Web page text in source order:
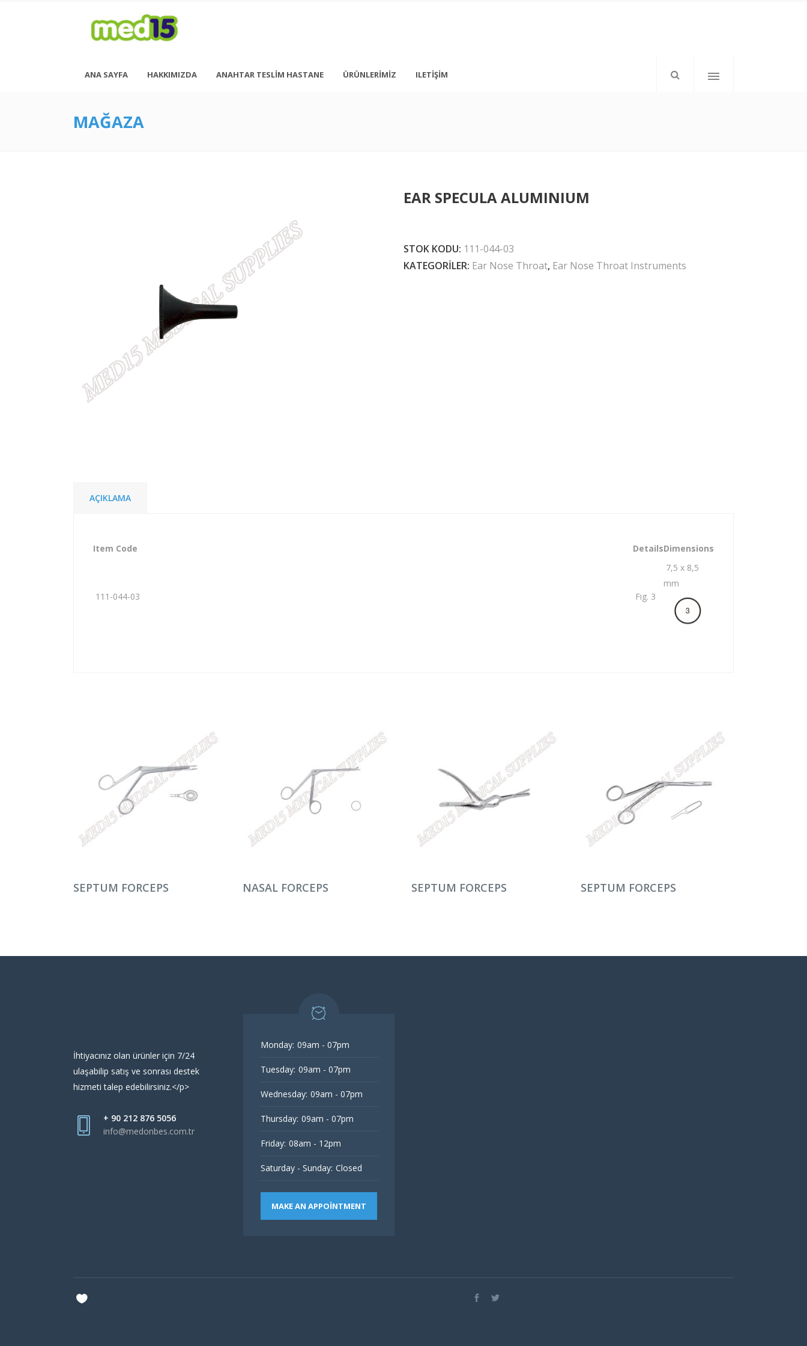
Pazartesi - Cuma 08:00 - 18:00
<div class=”mkd-elements-top-right”>
<h6 style= “font-size: 13px; font-weight: 600; text-transform: none; line-height: 12px; margin-top: 10px; margin-bottom: 1px;”>Follow Us</h6>
</div>
ANA SAYFA HAKKIMIZDA ANAHTAR TESLIM HASTANE ÜRÜNLERIMIZ ILETIŞIM
MAĞAZA
EAR SPECULA ALUMINIUM
STOK KODU: 111-044-03
KATEGORILER: Ear Nose Throat, Ear Nose Throat Instruments
AÇIKLAMA
Item Code DetailsDimensions
111-044-03 Fig. 3
7,5 x 8,5
mm
DEVAMINI OKU
SEPTUM FORCEPS DEVAMINI OKU
NASAL FORCEPS DEVAMINI OKU
SEPTUM FORCEPS DEVAMINI OKU
SEPTUM FORCEPS
İhtiyacınız olan ürünler için 7/24
ulaşabilip satış ve sonrası destek
hizmeti talep edebilirsiniz.</p>
+ 90 212 876 5056
info@medonbes.com.tr
Monday: 09am - 07pm
Tuesday: 09am - 07pm
Wednesday: 09am - 07pm
Thursday: 09am - 07pm
Friday: 08am - 12pm
Saturday - Sunday: Closed
MAKE AN APPOINTMENT